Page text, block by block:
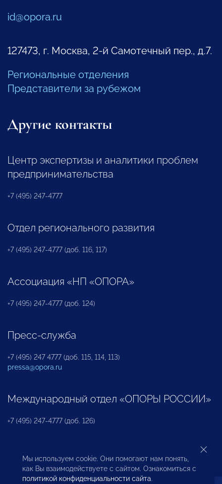
id@opora.ru
127473, г. Москва, 2-й Самотечный пер., д.7.
Региональные отделения
Представители за рубежом
Другие контакты
Центр экспертизы и аналитики проблем
предпринимательства
+7 (495) 247-4777
Отдел регионального развития
+7 (495) 247-4777 (доб. 116, 117)
Ассоциация «НП «ОПОРА»
+7 (495) 247-4777 (доб. 124)
Пресс-служба
+7 (495) 247 4777 (доб. 115, 114, 113)
pressa@opora.ru
Международный отдел «ОПОРЫ РОССИИ»
+7 (495) 247-4777 (доб. 126)
Бюро по защите прав предпринимателей и
инвесторов
Мы используем cookie. Они помогают нам понять,
как Вы взаимодействуете с сайтом. Ознакомиться с
политикой конфиденциальности сайта.